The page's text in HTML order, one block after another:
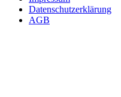
Datenschutzerklärung
AGB